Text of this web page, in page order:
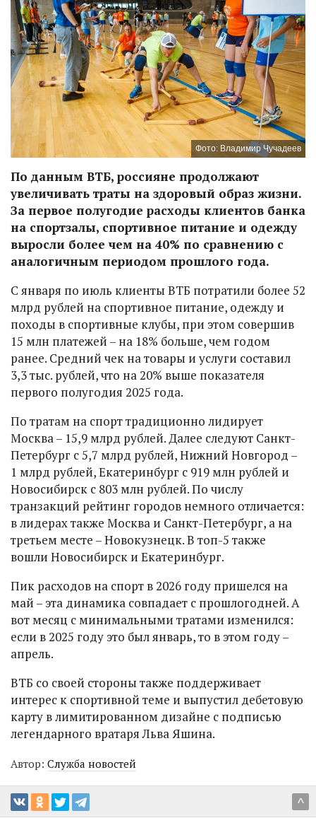
Фото: Владимир Чучадеев
По данным ВТБ, россияне продолжают
увеличивать траты на здоровый образ жизни.
За первое полугодие расходы клиентов банка
на спортзалы, спортивное питание и одежду
выросли более чем на 40% по сравнению с
аналогичным периодом прошлого года.
С января по июль клиенты ВТБ потратили более 52
млрд рублей на спортивное питание, одежду и
походы в спортивные клубы, при этом совершив
15 млн платежей – на 18% больше, чем годом
ранее. Средний чек на товары и услуги составил
3,3 тыс. рублей, что на 20% выше показателя
первого полугодия 2025 года.
По тратам на спорт традиционно лидирует
Москва – 15,9 млрд рублей. Далее следуют Санкт-
Петербург с 5,7 млрд рублей, Нижний Новгород –
1 млрд рублей, Екатеринбург с 919 млн рублей и
Новосибирск с 803 млн рублей. По числу
транзакций рейтинг городов немного отличается:
в лидерах также Москва и Санкт-Петербург, а на
третьем месте – Новокузнецк. В топ-5 также
вошли Новосибирск и Екатеринбург.
Пик расходов на спорт в 2026 году пришелся на
май – эта динамика совпадает с прошлогодней. А
вот месяц с минимальными тратами изменился:
если в 2025 году это был январь, то в этом году –
апрель.
ВТБ со своей стороны также поддерживает
интерес к спортивной теме и выпустил дебетовую
карту в лимитированном дизайне с подписью
легендарного вратаря Льва Яшина.
Автор: Служба новостей
^